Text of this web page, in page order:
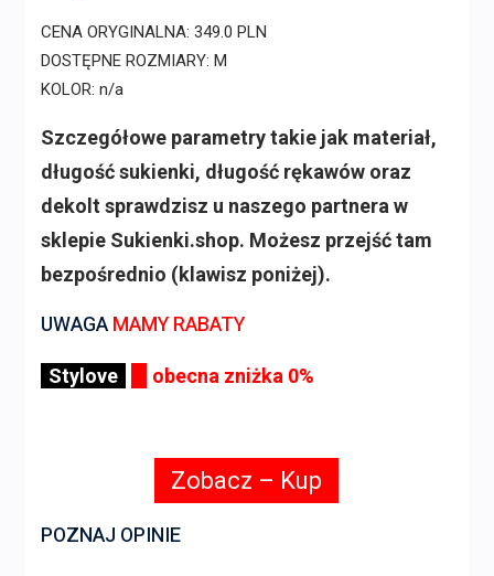
CENA ORYGINALNA: 349.0 PLN
DOSTĘPNE ROZMIARY: M
KOLOR: n/a
Szczegółowe parametry takie jak materiał,
długość sukienki, długość rękawów oraz
dekolt sprawdzisz u naszego partnera w
sklepie Sukienki.shop. Możesz przejść tam
bezpośrednio (klawisz poniżej).
UWAGAMAMY RABATY
Stylove obecna zniżka 0%
Zobacz – Kup
POZNAJ OPINIE